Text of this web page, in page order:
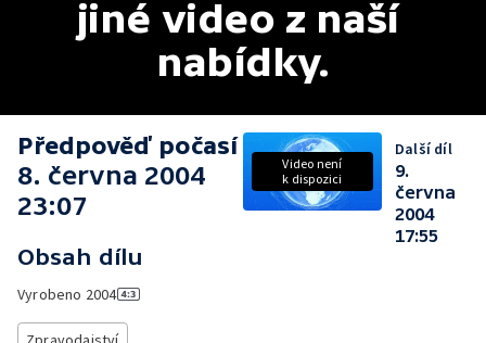
jiné video z naší
nabídky.
Předpověď počasí
8. června 2004
23:07
Obsah dílu
Vyrobeno 2004
Video není
k dispozici
Další díl
9.
června
2004
17:55